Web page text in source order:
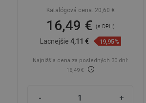
Katalógová cena: 20,60 €
16,49 € (s DPH)
Lacnejšie4,11 € 19,95%
Najnižšia cena za posledných 30 dní:
16,49 €
- +